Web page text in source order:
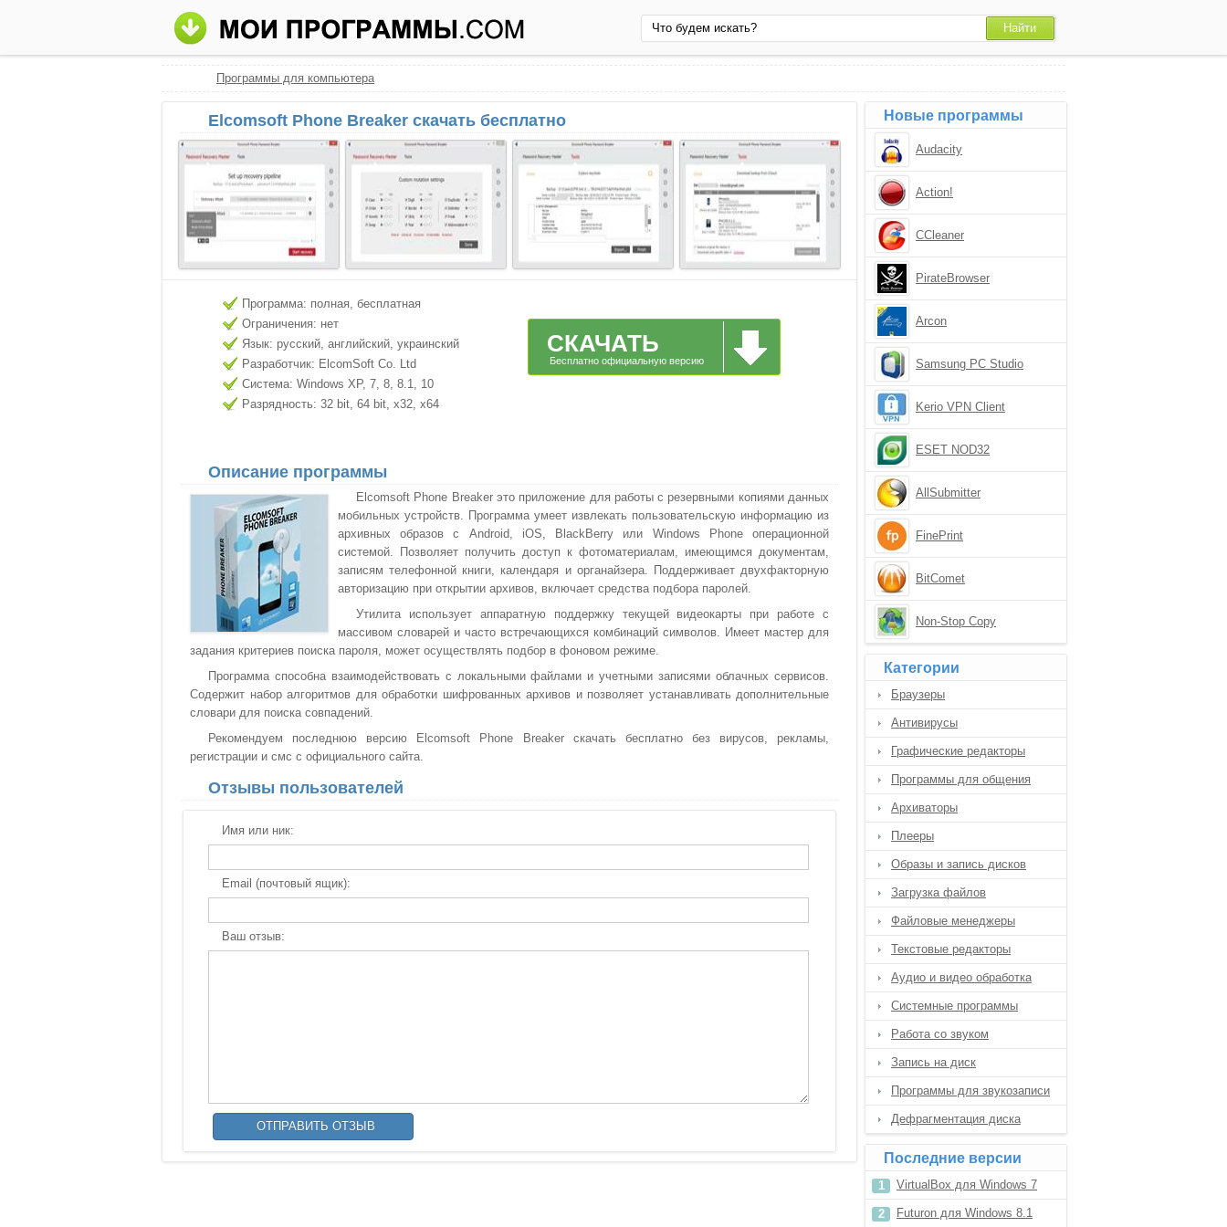
Программы для компьютера
Elcomsoft Phone Breaker скачать бесплатно
Программа: полная, бесплатная
Ограничения: нет
Язык: русский, английский, украинский
Разработчик: ElcomSoft Co. Ltd
Система: Windows XP, 7, 8, 8.1, 10
Разрядность: 32 bit, 64 bit, x32, x64
СКАЧАТЬ
Бесплатно официальную версию
Описание программы
Elcomsoft Phone Breaker это приложение для работы с резервными копиями данных
мобильных устройств. Программа умеет извлекать пользовательскую информацию из
архивных образов с Android, iOS, BlackBerry или Windows Phone операционной
системой. Позволяет получить доступ к фотоматериалам, имеющимся документам,
записям телефонной книги, календаря и органайзера. Поддерживает двухфакторную
авторизацию при открытии архивов, включает средства подбора паролей.
Утилита использует аппаратную поддержку текущей видеокарты при работе с
массивом словарей и часто встречающихся комбинаций символов. Имеет мастер для
задания критериев поиска пароля, может осуществлять подбор в фоновом режиме.
Программа способна взаимодействовать с локальными файлами и учетными записями облачных сервисов.
Содержит набор алгоритмов для обработки шифрованных архивов и позволяет устанавливать дополнительные
словари для поиска совпадений.
Рекомендуем последнюю версию Elcomsoft Phone Breaker скачать бесплатно без вирусов, рекламы,
регистрации и смс с официального сайта.
Отзывы пользователей
Имя или ник:
Email (почтовый ящик):
Ваш отзыв:
Новые программы
Audacity
Action!
CCleaner
PirateBrowser
Arcon
Samsung PC Studio
Kerio VPN Client
ESET NOD32
AllSubmitter
FinePrint
BitComet
Non-Stop Copy
Категории
Браузеры
Антивирусы
Графические редакторы
Программы для общения
Архиваторы
Плееры
Образы и запись дисков
Загрузка файлов
Файловые менеджеры
Текстовые редакторы
Аудио и видео обработка
Системные программы
Работа со звуком
Запись на диск
Программы для звукозаписи
Дефрагментация диска
Последние версии
VirtualBox для Windows 7
Futuron для Windows 8.1